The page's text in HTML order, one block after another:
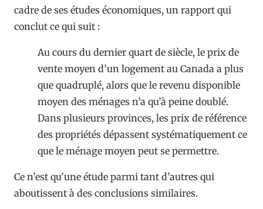
cadre de ses études économiques, un rapport qui
conclut ce qui suit :
Au cours du dernier quart de siècle, le prix de
vente moyen d’un logement au Canada a plus
que quadruplé, alors que le revenu disponible
moyen des ménages n’a qu’à peine doublé.
Dans plusieurs provinces, les prix de référence
des propriétés dépassent systématiquement ce
que le ménage moyen peut se permettre.
Ce n’est qu’une étude parmi tant d’autres qui
aboutissent à des conclusions similaires.